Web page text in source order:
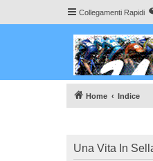
Collegamenti Rapidi
Home Indice
Una Vita In